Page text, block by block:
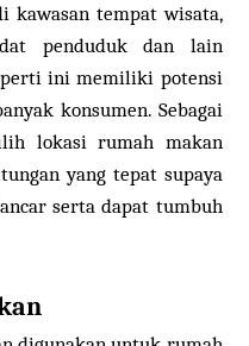
kawasan tempat wisata,
penduduk dan lain
ini memiliki potensi
konsumen. Sebagai
lokasi rumah makan
yang tepat supaya
serta dapat tumbuh